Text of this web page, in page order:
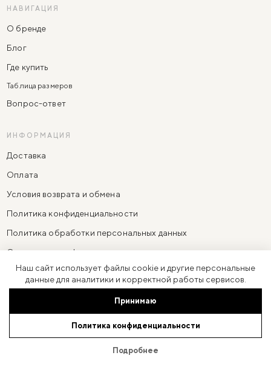
НАВИГАЦИЯ
О бренде
Блог
Где купить
Таблица размеров
Вопрос-ответ
ИНФОРМАЦИЯ
Доставка
Оплата
Условия возврата и обмена
Политика конфиденциальности
Политика обработки персональных данных
Согласие на информационно-рекламную рассылку
Согласие на обработку персональных данных
Юр. адрес: 119270, Москва г, ул Фрунзенская 3-я, дом 6, кв. 97
Наш сайт использует файлы cookie и другие персональные
данные для аналитики и корректной работы сервисов.
Принимаю
Политика конфиденциальности
Подробнее